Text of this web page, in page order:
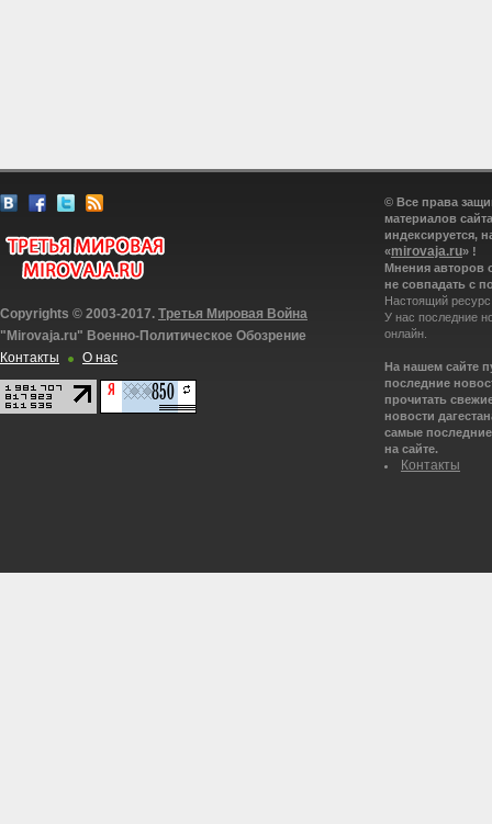
Copyrights © 2003-2017. Третья Мировая Война
"Mirovaja.ru" Военно-Политическое Обозрение
Контакты
О нас
© Все права
материалов
индексируется,
«mirovaja.ru» !
Мнения авторов
не совпадать с
Настоящий
У нас последние
онлайн.
На нашем сайте
последние
прочитать
новости
самые
на сайте.
Контакты